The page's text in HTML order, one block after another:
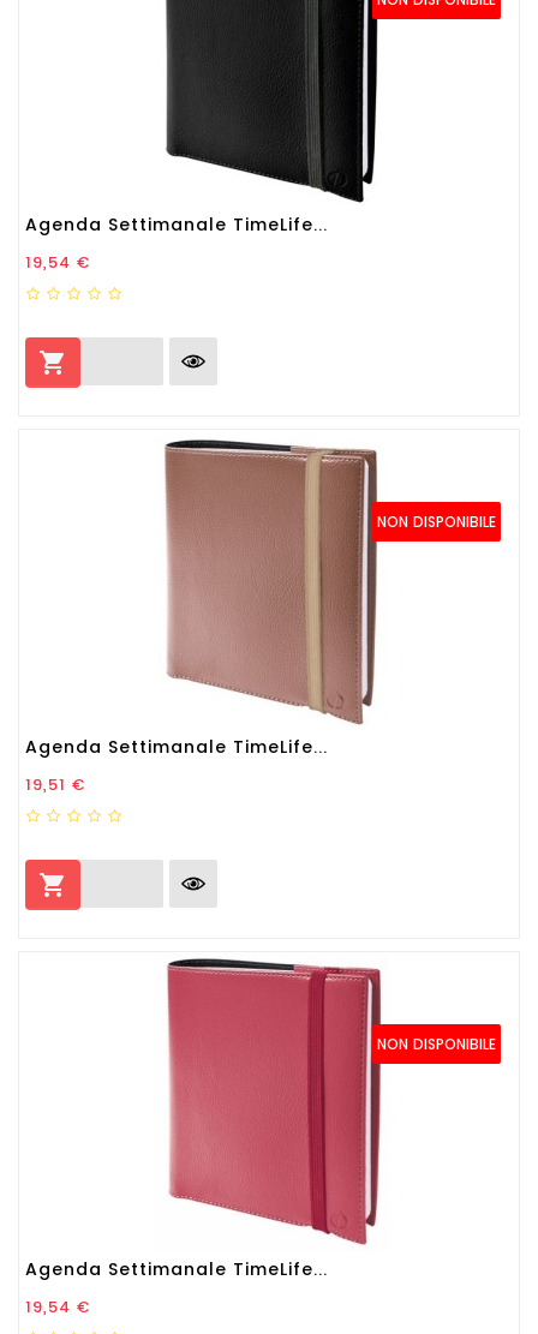
Agenda Settimanale TimeLife...
Prezzo
19,54 €

NON DISPONIBILE
Agenda Settimanale TimeLife...
Prezzo
19,51 €

NON DISPONIBILE
Agenda Settimanale TimeLife...
Prezzo
19,54 €